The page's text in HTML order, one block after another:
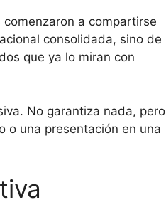
a compartirse
consolidada, sino de
que ya lo miran con
No garantiza nada, pero
o una presentación en una